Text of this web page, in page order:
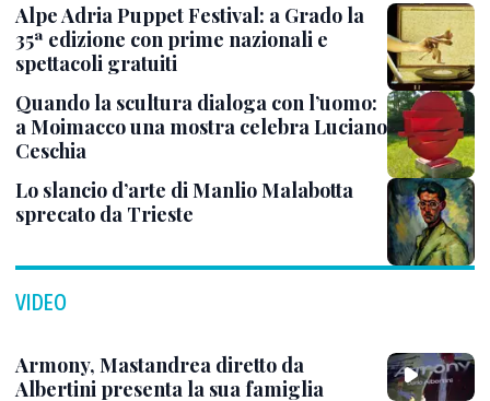
Alpe Adria Puppet Festival: a Grado la
35ª edizione con prime nazionali e
spettacoli gratuiti
Quando la scultura dialoga con l’uomo:
a Moimacco una mostra celebra Luciano
Ceschia
Lo slancio d’arte di Manlio Malabotta
sprecato da Trieste
VIDEO
Armony, Mastandrea diretto da
Albertini presenta la sua famiglia